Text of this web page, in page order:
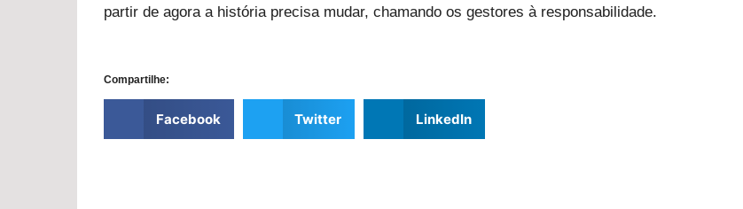
partir de agora a história precisa mudar, chamando os gestores à responsabilidade.
Compartilhe:
Facebook Twitter LinkedIn